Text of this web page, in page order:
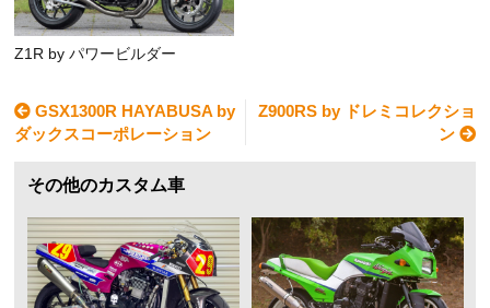
Z1R by パワービルダー
GSX1300R HAYABUSA by
ダックスコーポレーション
Z900RS by ドレミコレクショ
ン
その他のカスタム車